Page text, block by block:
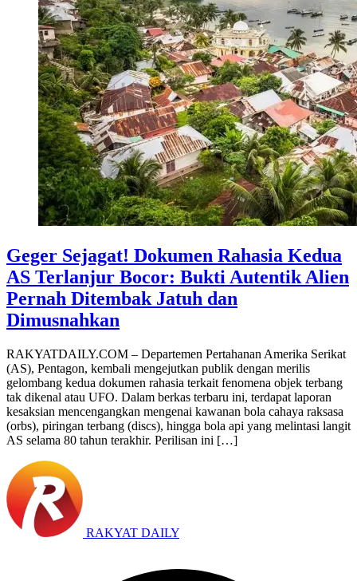
Geger Sejagat! Dokumen Rahasia Kedua
AS Terlanjur Bocor: Bukti Autentik Alien
Pernah Ditembak Jatuh dan
Dimusnahkan
RAKYATDAILY.COM – Departemen Pertahanan Amerika Serikat
(AS), Pentagon, kembali mengejutkan publik dengan merilis
gelombang kedua dokumen rahasia terkait fenomena objek terbang
tak dikenal atau UFO. Dalam berkas terbaru ini, terdapat laporan
kesaksian mencengangkan mengenai kawanan bola cahaya raksasa
(orbs), piringan terbang (discs), hingga bola api yang melintasi langit
AS selama 80 tahun terakhir. Perilisan ini […]
RAKYAT DAILY